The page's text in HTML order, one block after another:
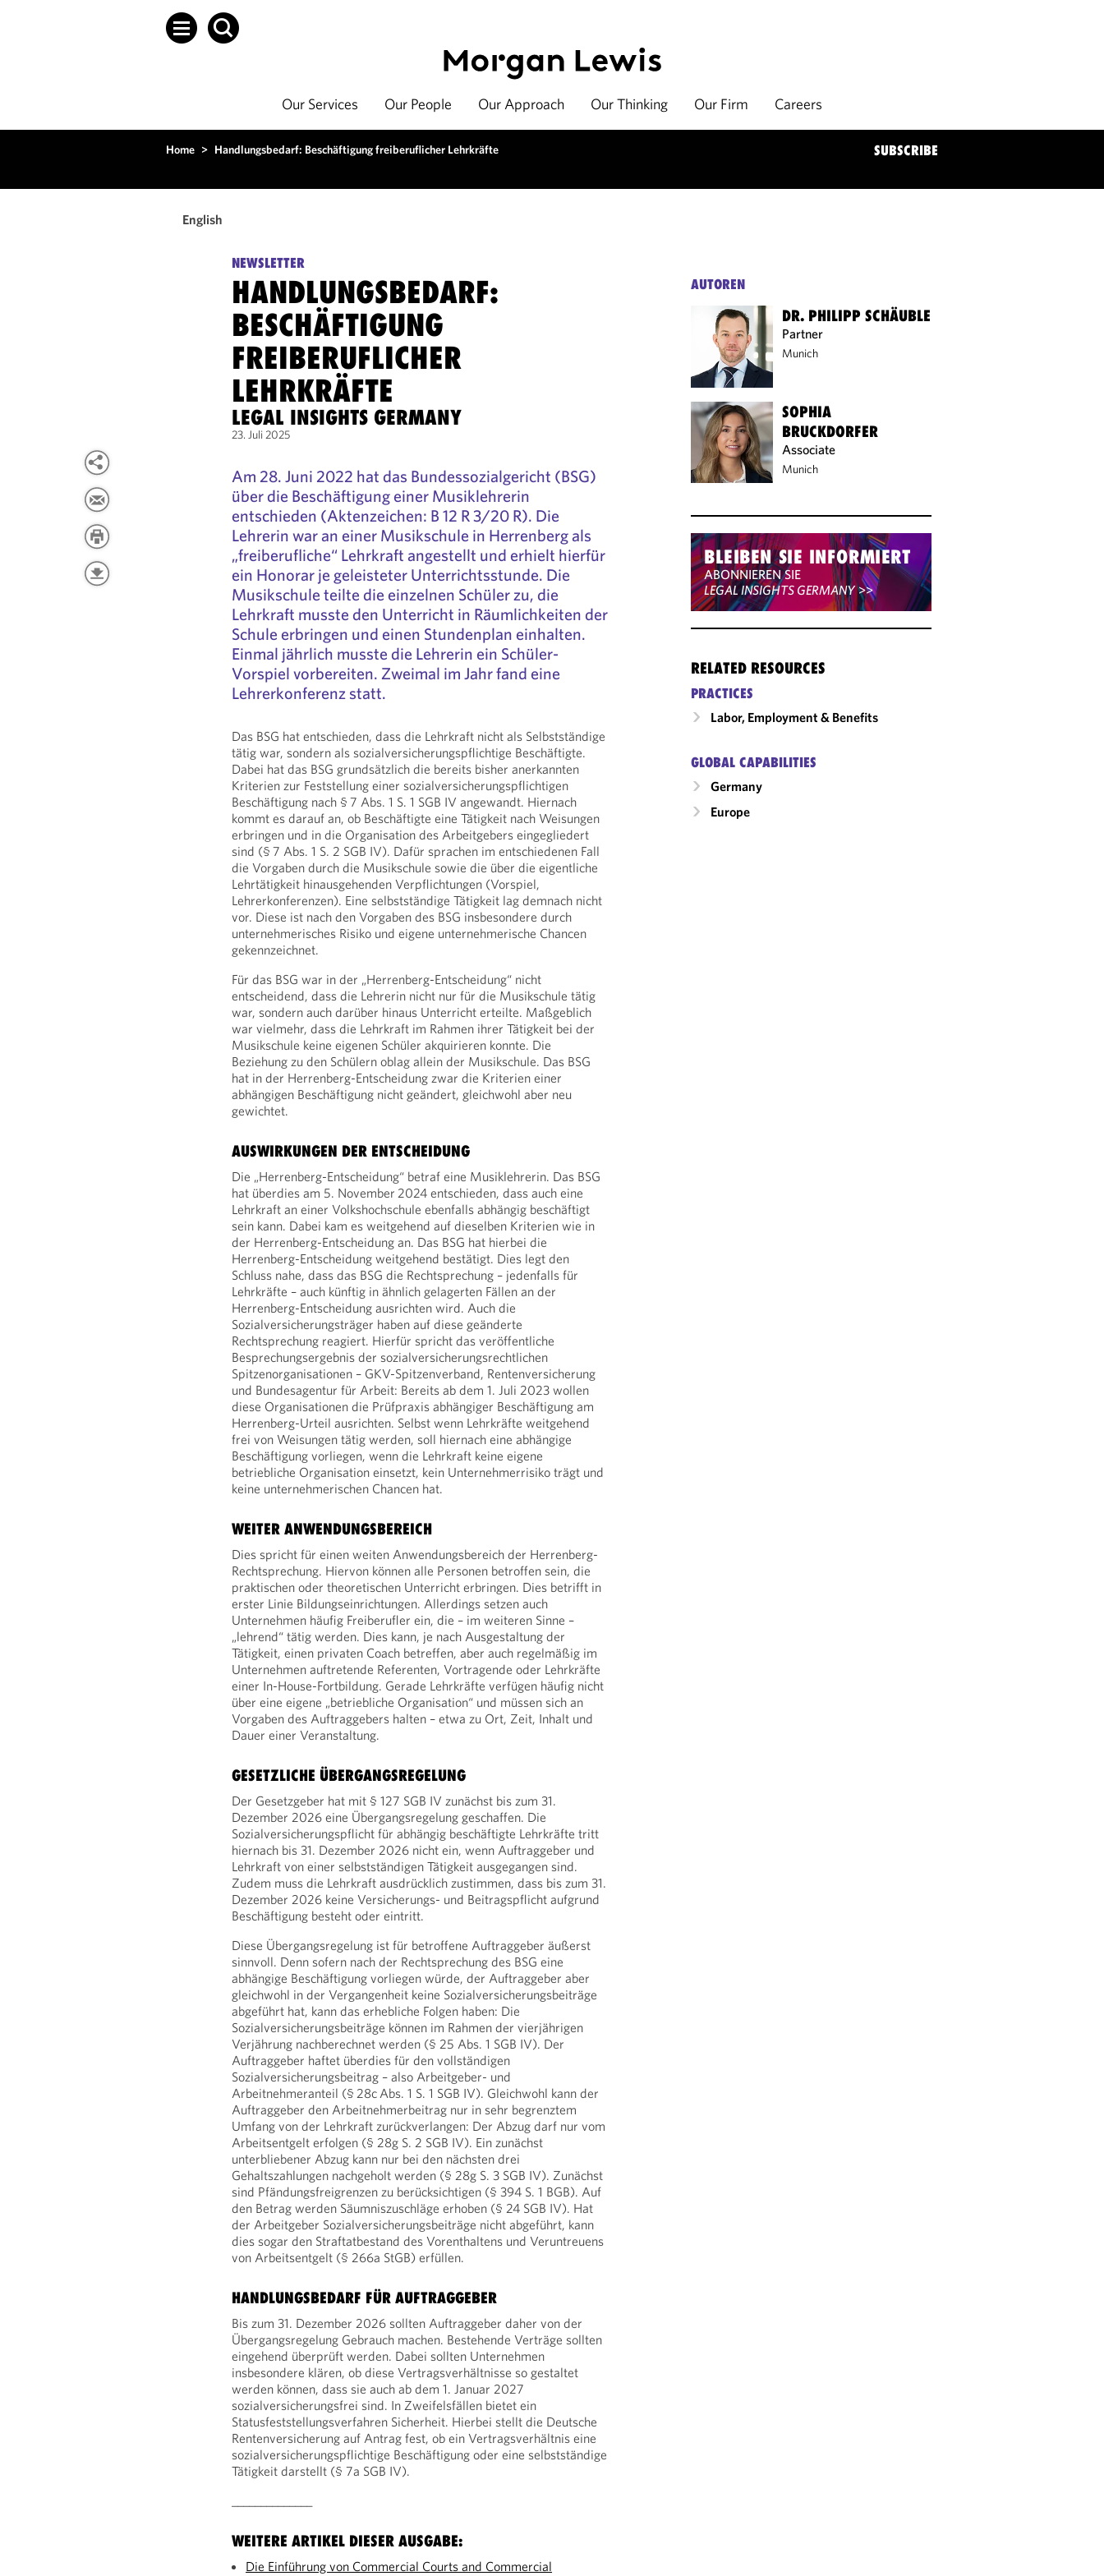
Our Services Our People Our Approach Our Thinking Our Firm Careers
Home > Handlungsbedarf: Beschäftigung freiberuflicher Lehrkräfte SUBSCRIBE
English
NEWSLETTER
HANDLUNGSBEDARF:
BESCHÄFTIGUNG
FREIBERUFLICHER
LEHRKRÄFTE
LEGAL INSIGHTS GERMANY
23. Juli 2025
Am 28. Juni 2022 hat das Bundessozialgericht (BSG)
über die Beschäftigung einer Musiklehrerin
entschieden (Aktenzeichen: B 12 R 3/20 R). Die
Lehrerin war an einer Musikschule in Herrenberg als
„freiberufliche“ Lehrkraft angestellt und erhielt hierfür
ein Honorar je geleisteter Unterrichtsstunde. Die
Musikschule teilte die einzelnen Schüler zu, die
Lehrkraft musste den Unterricht in Räumlichkeiten der
Schule erbringen und einen Stundenplan einhalten.
Einmal jährlich musste die Lehrerin ein Schüler-
Vorspiel vorbereiten. Zweimal im Jahr fand eine
Lehrerkonferenz statt.
Das BSG hat entschieden, dass die Lehrkraft nicht als Selbstständige
tätig war, sondern als sozialversicherungspflichtige Beschäftigte.
Dabei hat das BSG grundsätzlich die bereits bisher anerkannten
Kriterien zur Feststellung einer sozialversicherungspflichtigen
Beschäftigung nach § 7 Abs. 1 S. 1 SGB IV angewandt. Hiernach
kommt es darauf an, ob Beschäftigte eine Tätigkeit nach Weisungen
erbringen und in die Organisation des Arbeitgebers eingegliedert
sind (§ 7 Abs. 1 S. 2 SGB IV). Dafür sprachen im entschiedenen Fall
die Vorgaben durch die Musikschule sowie die über die eigentliche
Lehrtätigkeit hinausgehenden Verpflichtungen (Vorspiel,
Lehrerkonferenzen). Eine selbstständige Tätigkeit lag demnach nicht
vor. Diese ist nach den Vorgaben des BSG insbesondere durch
unternehmerisches Risiko und eigene unternehmerische Chancen
gekennzeichnet.
Für das BSG war in der „Herrenberg-Entscheidung“ nicht
entscheidend, dass die Lehrerin nicht nur für die Musikschule tätig
war, sondern auch darüber hinaus Unterricht erteilte. Maßgeblich
war vielmehr, dass die Lehrkraft im Rahmen ihrer Tätigkeit bei der
Musikschule keine eigenen Schüler akquirieren konnte. Die
Beziehung zu den Schülern oblag allein der Musikschule. Das BSG
hat in der Herrenberg-Entscheidung zwar die Kriterien einer
abhängigen Beschäftigung nicht geändert, gleichwohl aber neu
gewichtet.
AUSWIRKUNGEN DER ENTSCHEIDUNG
Die „Herrenberg-Entscheidung“ betraf eine Musiklehrerin. Das BSG
hat überdies am 5. November 2024 entschieden, dass auch eine
Lehrkraft an einer Volkshochschule ebenfalls abhängig beschäftigt
sein kann. Dabei kam es weitgehend auf dieselben Kriterien wie in
der Herrenberg-Entscheidung an. Das BSG hat hierbei die
Herrenberg-Entscheidung weitgehend bestätigt. Dies legt den
Schluss nahe, dass das BSG die Rechtsprechung – jedenfalls für
Lehrkräfte – auch künftig in ähnlich gelagerten Fällen an der
Herrenberg-Entscheidung ausrichten wird. Auch die
Sozialversicherungsträger haben auf diese geänderte
Rechtsprechung reagiert. Hierfür spricht das veröffentliche
Besprechungsergebnis der sozialversicherungsrechtlichen
Spitzenorganisationen – GKV-Spitzenverband, Rentenversicherung
und Bundesagentur für Arbeit: Bereits ab dem 1. Juli 2023 wollen
diese Organisationen die Prüfpraxis abhängiger Beschäftigung am
Herrenberg-Urteil ausrichten. Selbst wenn Lehrkräfte weitgehend
frei von Weisungen tätig werden, soll hiernach eine abhängige
Beschäftigung vorliegen, wenn die Lehrkraft keine eigene
betriebliche Organisation einsetzt, kein Unternehmerrisiko trägt und
keine unternehmerischen Chancen hat.
WEITER ANWENDUNGSBEREICH
Dies spricht für einen weiten Anwendungsbereich der Herrenberg-
Rechtsprechung. Hiervon können alle Personen betroffen sein, die
praktischen oder theoretischen Unterricht erbringen. Dies betrifft in
erster Linie Bildungseinrichtungen. Allerdings setzen auch
Unternehmen häufig Freiberufler ein, die – im weiteren Sinne –
„lehrend“ tätig werden. Dies kann, je nach Ausgestaltung der
Tätigkeit, einen privaten Coach betreffen, aber auch regelmäßig im
Unternehmen auftretende Referenten, Vortragende oder Lehrkräfte
einer In-House-Fortbildung. Gerade Lehrkräfte verfügen häufig nicht
über eine eigene „betriebliche Organisation“ und müssen sich an
Vorgaben des Auftraggebers halten – etwa zu Ort, Zeit, Inhalt und
Dauer einer Veranstaltung.
GESETZLICHE ÜBERGANGSREGELUNG
Der Gesetzgeber hat mit § 127 SGB IV zunächst bis zum 31.
Dezember 2026 eine Übergangsregelung geschaffen. Die
Sozialversicherungspflicht für abhängig beschäftigte Lehrkräfte tritt
hiernach bis 31. Dezember 2026 nicht ein, wenn Auftraggeber und
Lehrkraft von einer selbstständigen Tätigkeit ausgegangen sind.
Zudem muss die Lehrkraft ausdrücklich zustimmen, dass bis zum 31.
Dezember 2026 keine Versicherungs- und Beitragspflicht aufgrund
Beschäftigung besteht oder eintritt.
Diese Übergangsregelung ist für betroffene Auftraggeber äußerst
sinnvoll. Denn sofern nach der Rechtsprechung des BSG eine
abhängige Beschäftigung vorliegen würde, der Auftraggeber aber
gleichwohl in der Vergangenheit keine Sozialversicherungsbeiträge
abgeführt hat, kann das erhebliche Folgen haben: Die
Sozialversicherungsbeiträge können im Rahmen der vierjährigen
Verjährung nachberechnet werden (§ 25 Abs. 1 SGB IV). Der
Auftraggeber haftet überdies für den vollständigen
Sozialversicherungsbeitrag – also Arbeitgeber- und
Arbeitnehmeranteil (§ 28c Abs. 1 S. 1 SGB IV). Gleichwohl kann der
Auftraggeber den Arbeitnehmerbeitrag nur in sehr begrenztem
Umfang von der Lehrkraft zurückverlangen: Der Abzug darf nur vom
Arbeitsentgelt erfolgen (§ 28g S. 2 SGB IV). Ein zunächst
unterbliebener Abzug kann nur bei den nächsten drei
Gehaltszahlungen nachgeholt werden (§ 28g S. 3 SGB IV). Zunächst
sind Pfändungsfreigrenzen zu berücksichtigen (§ 394 S. 1 BGB). Auf
den Betrag werden Säumniszuschläge erhoben (§ 24 SGB IV). Hat
der Arbeitgeber Sozialversicherungsbeiträge nicht abgeführt, kann
dies sogar den Straftatbestand des Vorenthaltens und Veruntreuens
von Arbeitsentgelt (§ 266a StGB) erfüllen.
HANDLUNGSBEDARF FÜR AUFTRAGGEBER
Bis zum 31. Dezember 2026 sollten Auftraggeber daher von der
Übergangsregelung Gebrauch machen. Bestehende Verträge sollten
eingehend überprüft werden. Dabei sollten Unternehmen
insbesondere klären, ob diese Vertragsverhältnisse so gestaltet
werden können, dass sie auch ab dem 1. Januar 2027
sozialversicherungsfrei sind. In Zweifelsfällen bietet ein
Statusfeststellungsverfahren Sicherheit. Hierbei stellt die Deutsche
Rentenversicherung auf Antrag fest, ob ein Vertragsverhältnis eine
sozialversicherungspflichtige Beschäftigung oder eine selbstständige
Tätigkeit darstellt (§ 7a SGB IV).
WEITERE ARTIKEL DIESER AUSGABE:
Die Einführung von Commercial Courts and Commercial
AUTOREN
DR. PHILIPP SCHÄUBLE
Partner
Munich
SOPHIA
BRUCKDORFER
Associate
Munich
BLEIBEN SIE INFORMIERT
ABONNIEREN SIE
LEGAL INSIGHTS GERMANY>>
RELATED RESOURCES
PRACTICES
Labor, Employment & Benefits
GLOBAL CAPABILITIES
Germany
Europe